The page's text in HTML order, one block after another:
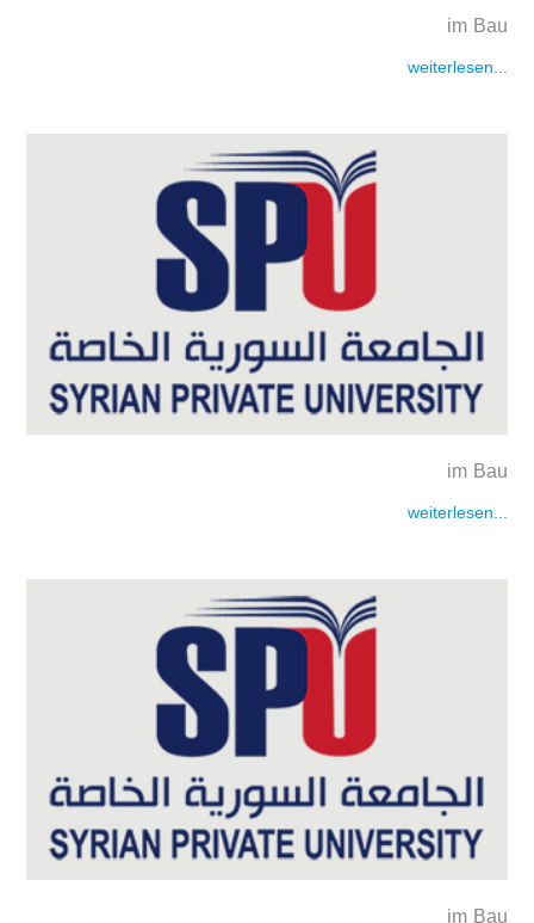
im Bau
weiterlesen...
im Bau
weiterlesen...